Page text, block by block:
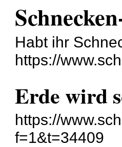
Habt ihr
https://
Erde wird
https://
f=1&t=34409